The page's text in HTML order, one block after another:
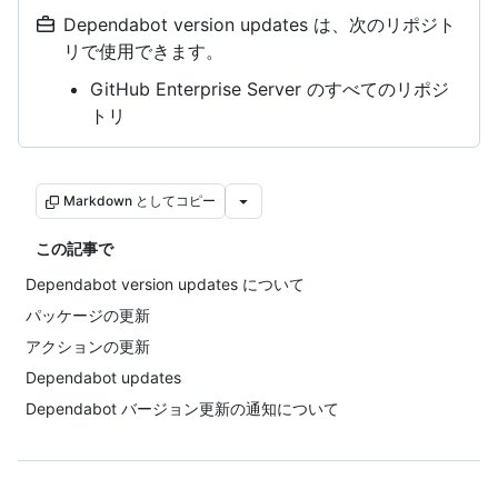
Dependabot version updates は、次のリポジト
リで使用できます。
GitHub Enterprise Server のすべてのリポジ
トリ
Markdown としてコピー
この記事で
Dependabot version updates について
パッケージの更新
アクションの更新
Dependabot updates
Dependabot バージョン更新の通知について